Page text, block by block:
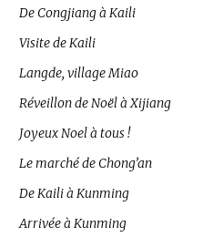
De Congjiang à Kaili
Visite de Kaili
Langde, village Miao
Réveillon de Noël à Xijiang
Joyeux Noel à tous !
Le marché de Chong’an
De Kaili à Kunming
Arrivée à Kunming